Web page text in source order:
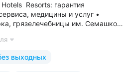
Resorts: гарантия
медицины и услуг •
грязелечебницы им. Семашко,
• Главный корпус
здание...
выходных